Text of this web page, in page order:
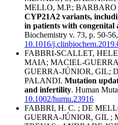
MELLO, M.P.; BARBARO
CYP21A2 variants,
in patients with congenital
Biochemistry v. 73, p. 50-
10.1016/
FABBRI-SCALLET,
MAIA; MACIEL-
GUERRA-JÚNIOR, GIL;
PALANDI. Mutation
and infertility. Human
10.1002/humu.23916
FABBRI, H. C. ; DE
GUERRA-JÚNIOR, GIL ;